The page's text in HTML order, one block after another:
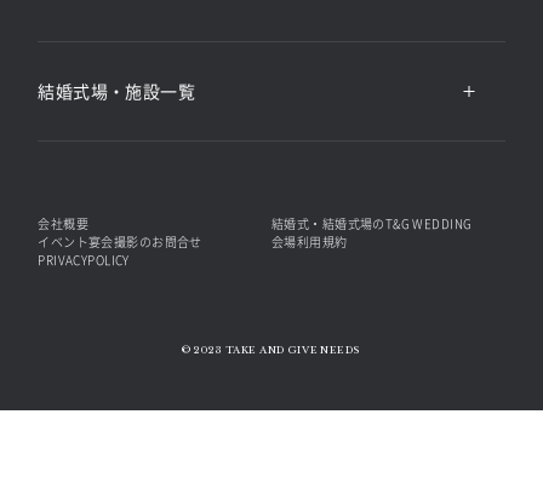
結婚式場・施設一覧
会社概要
結婚式・結婚式場のT&G WEDDING
イベント宴会撮影のお問合せ
会場利用規約
PRIVACYPOLICY
© 2023 TAKE AND GIVE NEEDS